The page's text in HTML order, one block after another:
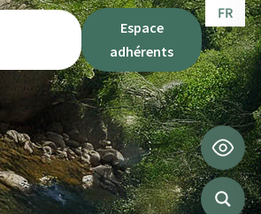
Espace
adhérents
FR
IT